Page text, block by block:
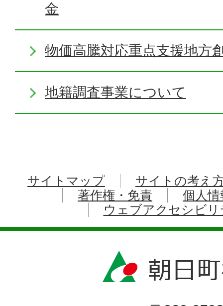
金
物価高騰対応重点支援地方
地籍調査事業について
サイトマップ
サイトの考え
著作権・免責
個人
ウェブアクセシビ